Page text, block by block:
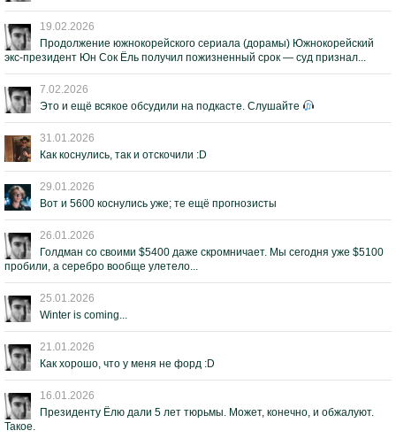
19.02.2026
Продолжение южнокорейского сериала (дорамы) Южнокорейский
экс-президент Юн Сок Ёль получил пожизненный срок — суд признал...
7.02.2026
Это и ещё всякое обсудили на подкасте. Слушайте
31.01.2026
Как коснулись, так и отскочили :D
29.01.2026
Вот и 5600 коснулись уже; те ещё прогнозисты
26.01.2026
Голдман со своими $5400 даже скромничает. Мы сегодня уже $5100
пробили, а серебро вообще улетело...
25.01.2026
Winter is coming...
21.01.2026
Как хорошо, что у меня не форд :D
16.01.2026
Президенту Ёлю дали 5 лет тюрьмы. Может, конечно, и обжалуют.
Такое.